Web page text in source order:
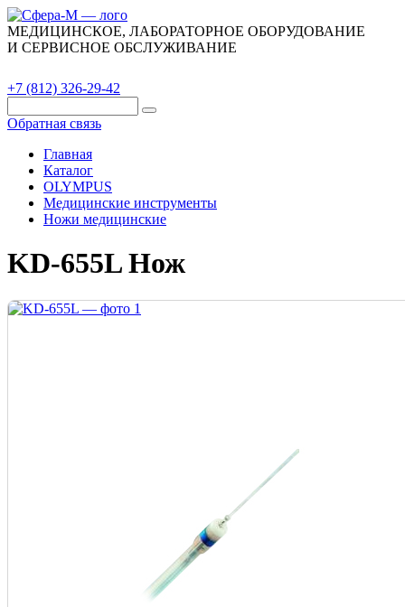
МЕДИЦИНСКОЕ, ЛАБОРАТОРНОЕ ОБОРУДОВАНИЕ
И СЕРВИСНОЕ ОБСЛУЖИВАНИЕ
+7 (812) 326-29-42
Обратная связь
Главная
Каталог
OLYMPUS
Медицинские инструменты
Ножи медицинские
KD-655L Нож